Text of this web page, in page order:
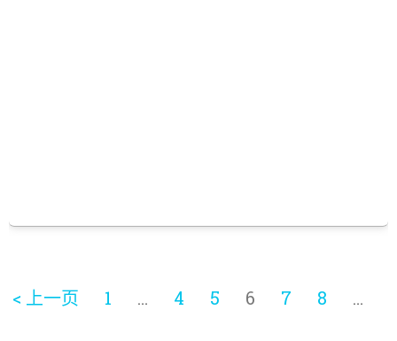
< 上一页 1 … 4 5 6 7 8 …